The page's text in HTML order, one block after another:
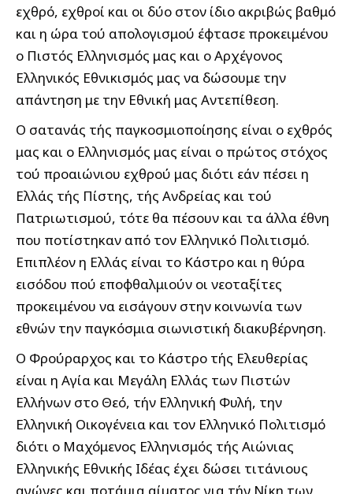
εχθρό, εχθροί και οι δύο στον ίδιο ακριβώς βαθμό
και η ώρα τού απολογισμού έφτασε προκειμένου
ο Πιστός Ελληνισμός μας και ο Αρχέγονος
Ελληνικός Εθνικισμός μας να δώσουμε την
απάντηση με την Εθνική μας Αντεπίθεση.
Ο σατανάς τής παγκοσμιοποίησης είναι ο εχθρός
μας και ο Ελληνισμός μας είναι ο πρώτος στόχος
τού προαιώνιου εχθρού μας διότι εάν πέσει η
Ελλάς τής Πίστης, τής Ανδρείας και τού
Πατριωτισμού, τότε θα πέσουν και τα άλλα έθνη
που ποτίστηκαν από τον Ελληνικό Πολιτισμό.
Επιπλέον η Ελλάς είναι το Κάστρο και η θύρα
εισόδου πού εποφθαλμιούν οι νεοταξίτες
προκειμένου να εισάγουν στην κοινωνία των
εθνών την παγκόσμια σιωνιστική διακυβέρνηση.
Ο Φρούραρχος και το Κάστρο τής Ελευθερίας
είναι η Αγία και Μεγάλη Ελλάς των Πιστών
Ελλήνων στο Θεό, τήν Ελληνική Φυλή, την
Ελληνική Οικογένεια και τον Ελληνικό Πολιτισμό
διότι ο Μαχόμενος Ελληνισμός τής Αιώνιας
Ελληνικής Εθνικής Ιδέας έχει δώσει τιτάνιους